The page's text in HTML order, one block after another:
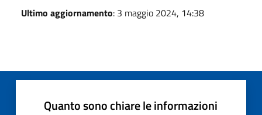
Ultimo aggiornamento: 3 maggio 2024, 14:38
Quanto sono chiare le informazioni